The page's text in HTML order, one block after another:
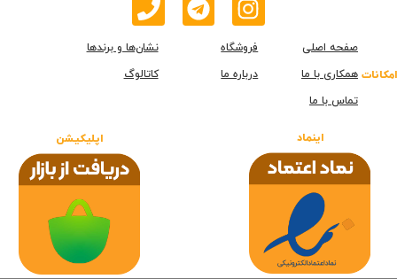
امکانات
صفحه اصلی فروشگاه
نشان‌ها و برندها
همکاری با ما
درباره ما
کاتالوگ
تماس با ما
اینماد اپلیکیشن